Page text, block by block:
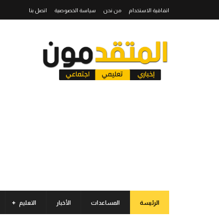
اتفاقية الاستخدام من نحن سياسة الخصوصية اتصل بنا
الرئيسة المساعدات الأخبار التعليم